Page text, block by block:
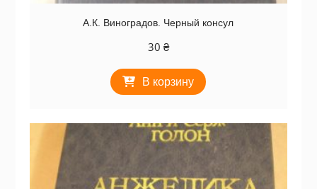
А.К. Виноградов. Черный консул
30 ₴
В корзину